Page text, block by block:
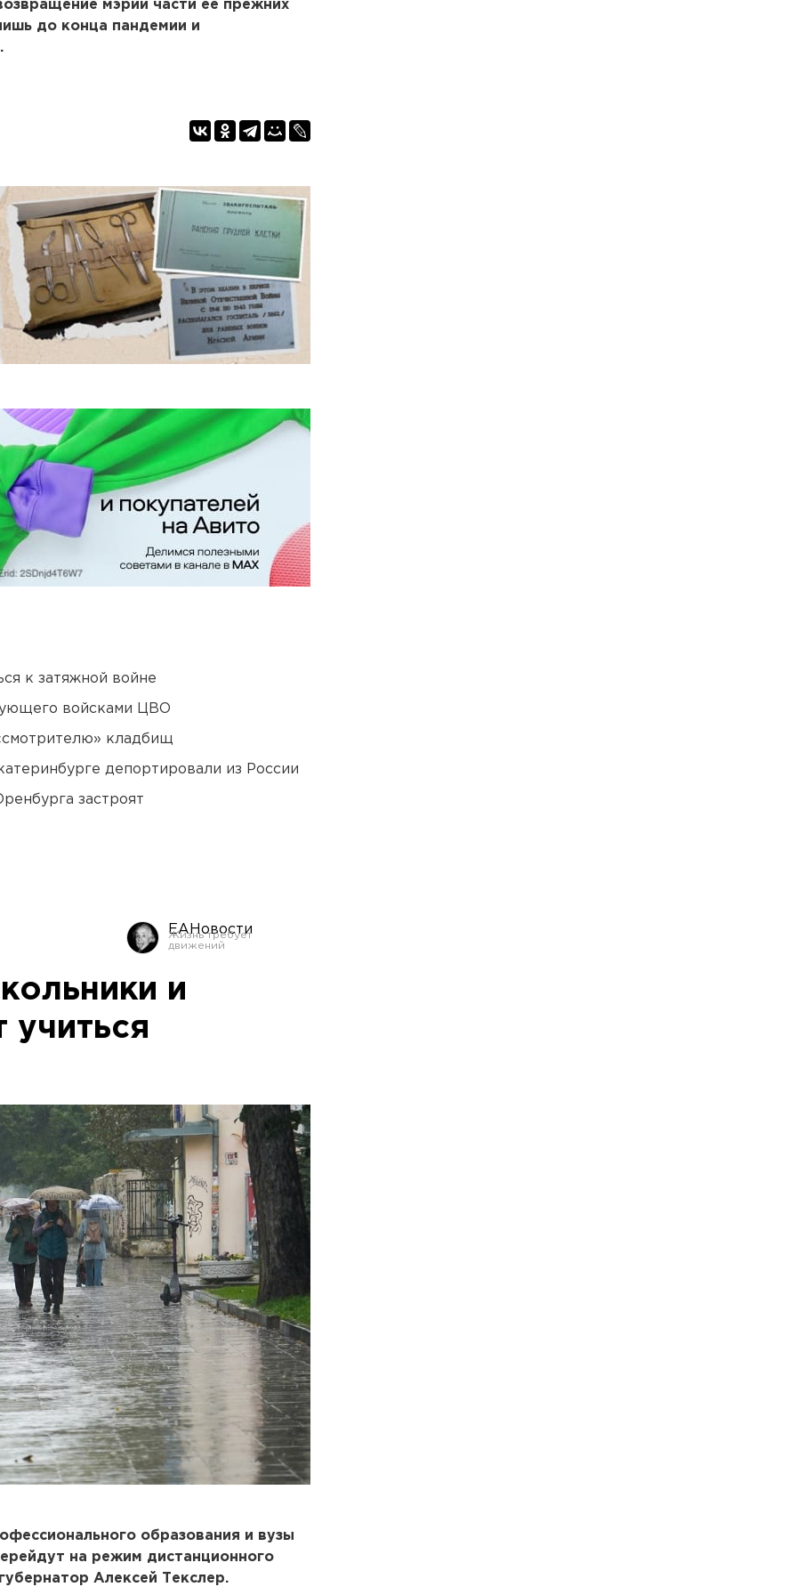
мэрии части ее прежних
до конца пандемии и
к затяжной войне
войсками ЦВО
кладбищ
депортировали из России
застроят
ЕАНовости
и
учиться
образования и вузы
на режим дистанционного
Алексей Текслер.